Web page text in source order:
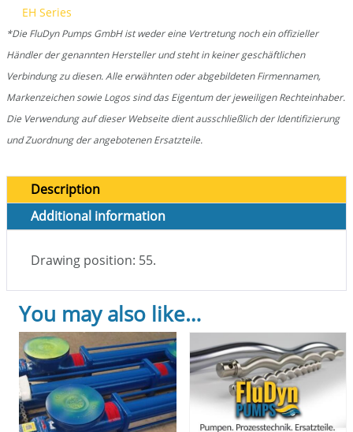
EH Series
*Die FluDyn Pumps GmbH ist weder eine Vertretung noch ein offizieller
Händler der genannten Hersteller und steht in keiner geschäftlichen
Verbindung zu diesen. Alle erwähnten oder abgebildeten Firmennamen,
Markenzeichen sowie Logos sind das Eigentum der jeweiligen Rechteinhaber.
Die Verwendung auf dieser Webseite dient ausschließlich der Identifizierung
und Zuordnung der angebotenen Ersatzteile.
Description
Additional information
Drawing position: 55.
You may also like…